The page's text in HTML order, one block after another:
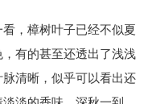
，樟树叶子已经不似夏
有的甚至还透出了浅浅
清晰，似乎可以看出还